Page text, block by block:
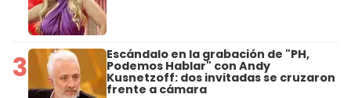
3 Escándalo en la grabación de "PH,
Podemos Hablar" con Andy
Kusnetzoff: dos invitadas se cruzaron
frente a cámara